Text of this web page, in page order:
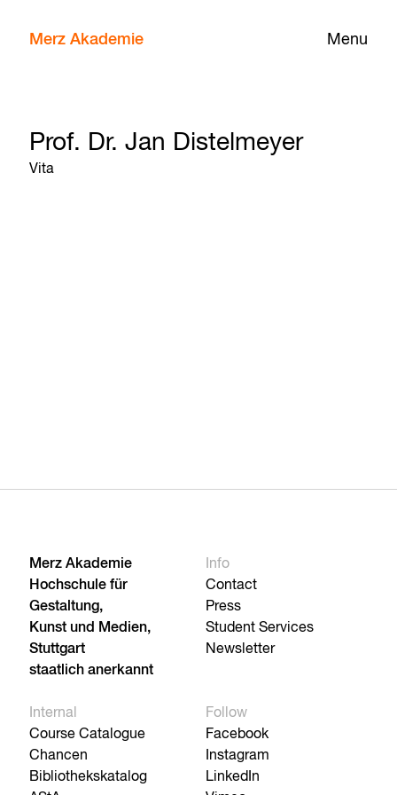
Menu
Merz Akademie
Prof. Dr. Jan Distelmeyer
Vita
Merz Akademie
Hochschule für
Gestaltung,
Kunst und Medien,
Stuttgart
staatlich anerkannt
Info
Contact
Press
Student Services
Newsletter
Internal
Course Catalogue
Chancen
Bibliothekskatalog
Follow
Facebook
Instagram
LinkedIn